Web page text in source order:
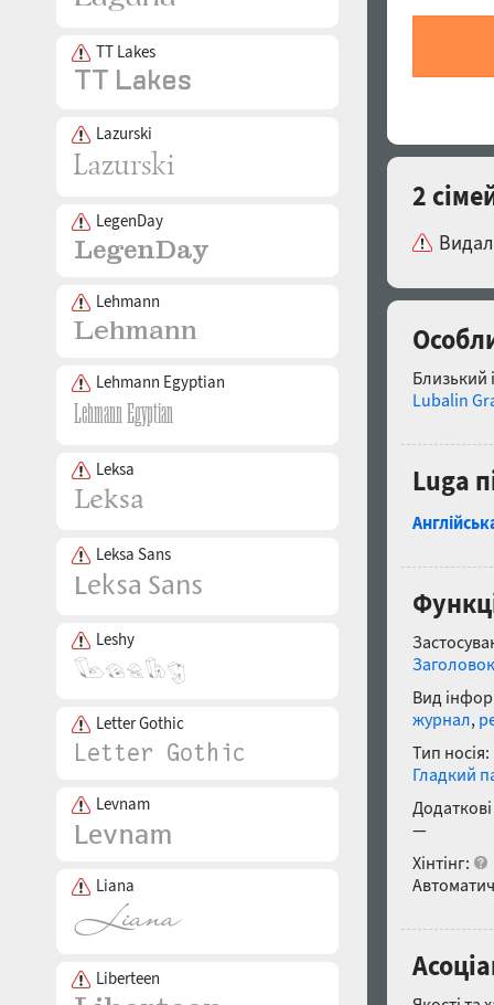
TT Lakes
Lazurski
LegenDay
Lehmann
Lehmann Egyptian
Leksa
Leksa Sans
Leshy
Letter Gothic
Levnam
Liana
Liberteen
2
Близький
Lubalin
Luga
Заголовок
Вид
журнал,
Тип носія:
Гладкий
—
Хінтінг: